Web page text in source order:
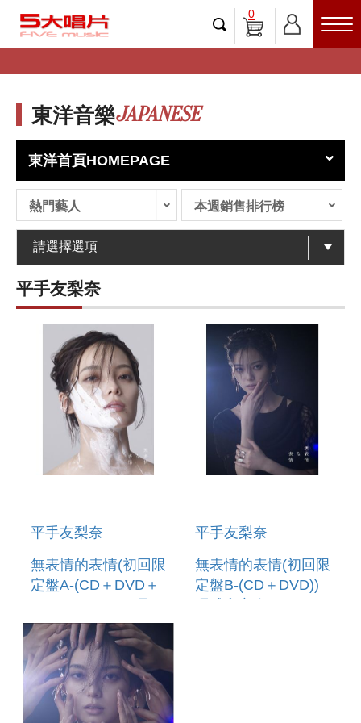
0
東洋音樂JAPANESE
東洋首頁HOMEPAGE
熱門藝人 本週銷售排行榜
平手友梨奈
平手友梨奈
無表情的表情(初回限
定盤A-(CD＋DVD＋
官方進口 (預購至6/5
12:00止)
平手友梨奈
無表情的表情(初回限
定盤B-(CD＋DVD))